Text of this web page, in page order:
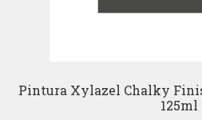
Pintura Xylazel Chalky
125ml